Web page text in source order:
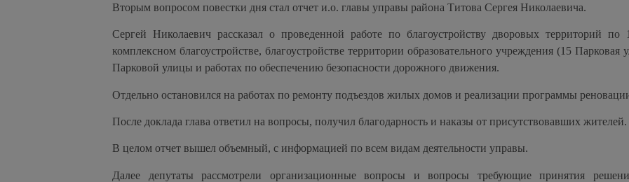
Вторым вопросом повестки дня стал отчет и.о. главы управы района Титова Сергея Николаевича.
Сергей Николаевич рассказал о проведенной работе по благоустройству дворовых территорий по
комплексном благоустройстве, благоустройстве территории образовательного учреждения (15 Парковая
Парковой улицы и работах по обеспечению безопасности дорожного движения.
Отдельно остановился на работах по ремонту подъездов жилых домов и реализации программы
После доклада глава ответил на вопросы, получил благодарность и наказы от присутствовавших жителей.
В целом отчет вышел объемный, с информацией по всем видам деятельности управы.
Далее депутаты рассмотрели организационные вопросы и вопросы требующие принятия